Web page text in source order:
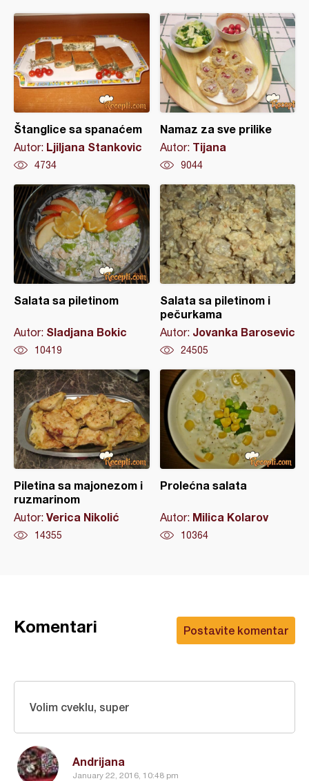
Štanglice sa spanaćem
Autor: Ljiljana Stankovic
4734
Namaz za sve prilike
Autor: Tijana
9044
Salata sa piletinom
Autor: Sladjana Bokic
10419
Salata sa piletinom i
pečurkama
Autor: Jovanka Barosevic
24505
Piletina sa majonezom i
ruzmarinom
Autor: Verica Nikolić
14355
Prolećna salata
Autor: Milica Kolarov
10364
Postavite komentar
Komentari
Andrijana
January 22, 2016, 10:48 pm
Volim cveklu, super